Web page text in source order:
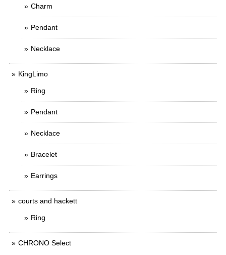
Charm
Pendant
Necklace
KingLimo
Ring
Pendant
Necklace
Bracelet
Earrings
courts and hackett
Ring
CHRONO Select